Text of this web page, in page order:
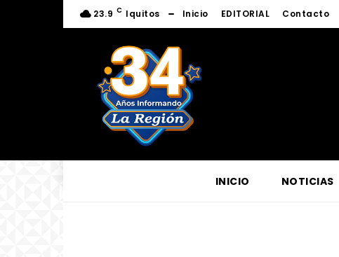
23.9 C Iquitos Inicio EDITORIAL Contacto
INICIO NOTICIAS